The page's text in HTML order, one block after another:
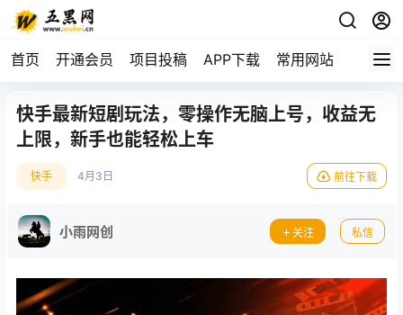
首页 开通会员 项目投稿 APP下载 常用网站
快手最新短剧玩法，零操作无脑上号，收益无
上限，新手也能轻松上车
快手 4月3日 前往下载
小雨网创 关注 私信